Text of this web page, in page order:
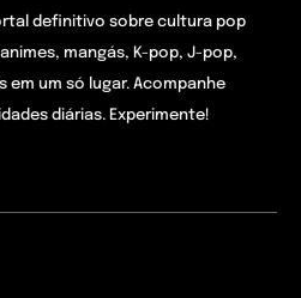
definitivo sobre cultura pop
mangás, K-pop, J-pop,
em um só lugar. Acompanhe
diárias. Experimente!